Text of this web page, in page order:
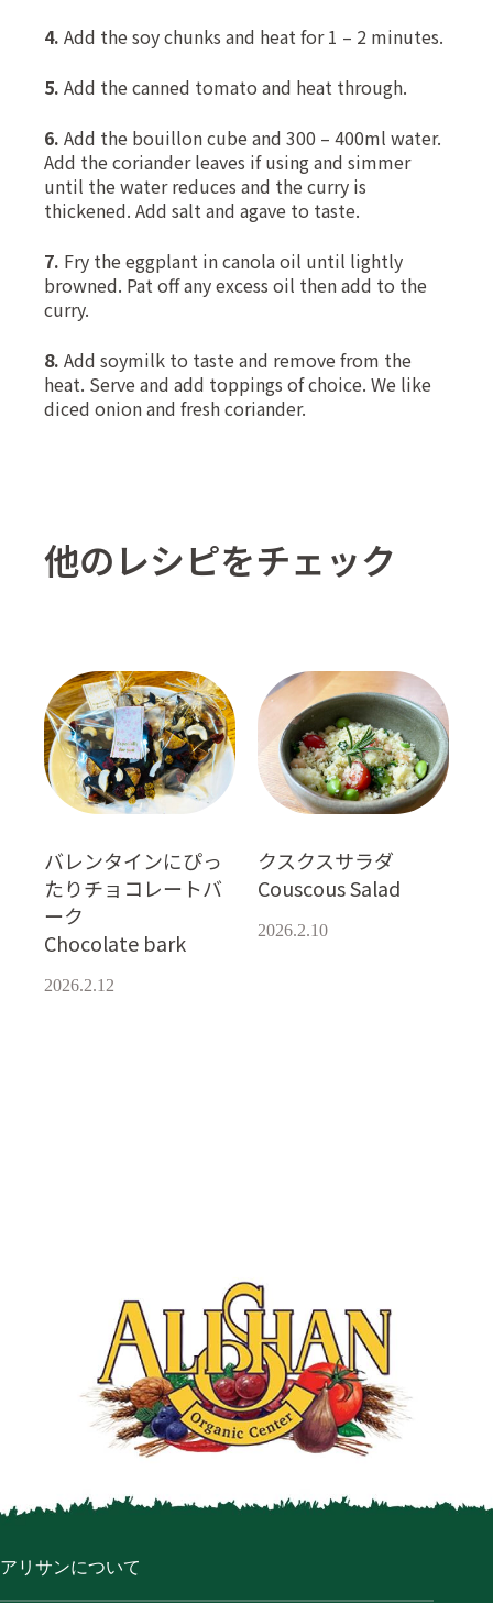
4. Add the soy chunks and heat for 1 – 2 minutes.
5. Add the canned tomato and heat through.
6. Add the bouillon cube and 300 – 400ml water.
Add the coriander leaves if using and simmer
until the water reduces and the curry is
thickened. Add salt and agave to taste.
7. Fry the eggplant in canola oil until lightly
browned. Pat off any excess oil then add to the
curry.
8. Add soymilk to taste and remove from the
heat. Serve and add toppings of choice. We like
diced onion and fresh coriander.
他のレシピをチェック
バレンタインにぴっ
たりチョコレートバ
ーク
Chocolate bark
2026.2.12
クスクスサラダ
Couscous Salad
2026.2.10
アリサンについて